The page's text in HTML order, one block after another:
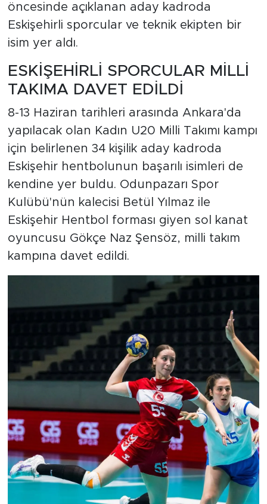
öncesinde açıklanan aday kadroda
Eskişehirli sporcular ve teknik ekipten bir
isim yer aldı.
ESKİŞEHİRLİ SPORCULAR MİLLİ
TAKIMA DAVET EDİLDİ
8-13 Haziran tarihleri arasında Ankara'da
yapılacak olan Kadın U20 Milli Takımı kampı
için belirlenen 34 kişilik aday kadroda
Eskişehir hentbolunun başarılı isimleri de
kendine yer buldu. Odunpazarı Spor
Kulübü'nün kalecisi Betül Yılmaz ile
Eskişehir Hentbol forması giyen sol kanat
oyuncusu Gökçe Naz Şensöz, milli takım
kampına davet edildi.
KÜLTÜR & SANAT
MAGAZİN
MANŞET
SPOR
TÜRKİYE